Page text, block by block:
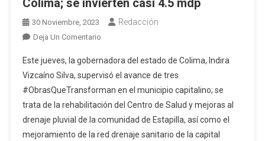
Colima; se invierten casi 4.5 mdp
30 Noviembre, 2023 Redacción
Deja Un ComentarioEn
Supervisó
Avance
De
Tres
#ObrasQueTransforman
El
Este jueves, la gobernadora del estado de Colima, Indira
Vizcaíno Silva, supervisó el avance de tres
#ObrasQueTransforman en el municipio capitalino; se
trata de la rehabilitación del Centro de Salud y mejoras al
drenaje pluvial de la comunidad de Estapilla, así como el
mejoramiento de la red drenaje sanitario de la capital